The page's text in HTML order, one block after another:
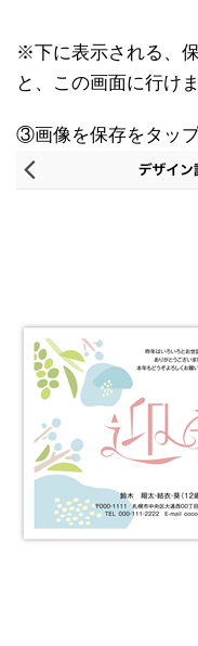
※下に表示される、
と、この画面に行けま
③画像を保存をタッ